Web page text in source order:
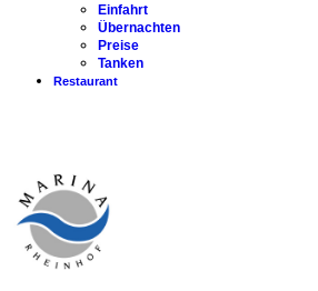
Einfahrt
Übernachten
Preise
Tanken
Restaurant